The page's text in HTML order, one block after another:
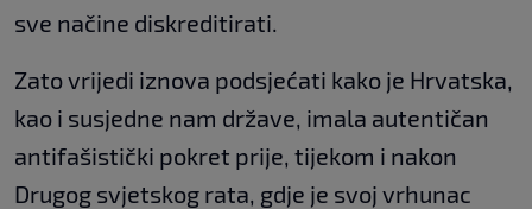
sve načine diskreditirati.
Zato vrijedi iznova podsjećati kako je Hrvatska,
kao i susjedne nam države, imala autentičan
antifašistički pokret prije, tijekom i nakon
Drugog svjetskog rata, gdje je svoj vrhunac